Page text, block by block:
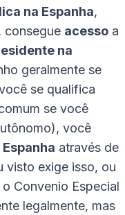
na Espanha,
consegue acesso a
na
geralmente se
se qualifica
se você
você
através de
visto exige isso, ou
Convenio Especial
legalmente, mas